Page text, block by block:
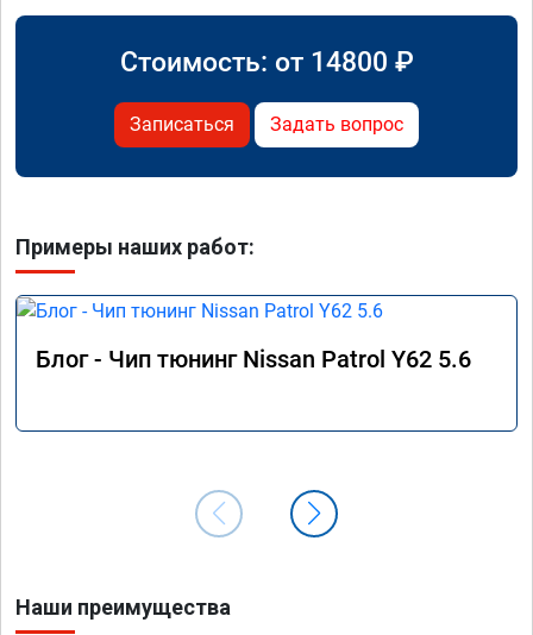
Стоимость: от 14800 ₽
Записаться Задать вопрос
Примеры наших работ:
Блог - Чип тюнинг Nissan Patrol Y62 5.6
Наши преимущества